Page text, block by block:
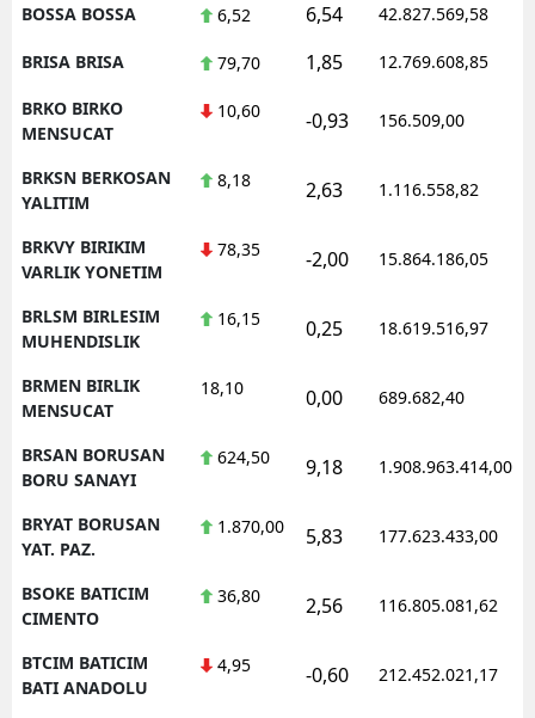
BOSSA BOSSA 6,52 6,54 42.827.569,58
BRISA BRISA 79,70 1,85 12.769.608,85
BRKO BIRKO
MENSUCAT
10,60 -0,93 156.509,00
BRKSN BERKOSAN
YALITIM
8,18 2,63 1.116.558,82
BRKVY BIRIKIM
VARLIK YONETIM
78,35 -2,00 15.864.186,05
BRLSM BIRLESIM
MUHENDISLIK
16,15 0,25 18.619.516,97
BRMEN BIRLIK
MENSUCAT
18,10 0,00 689.682,40
BRSAN BORUSAN
BORU SANAYI
624,50 9,18 1.908.963.414,00
BRYAT BORUSAN
YAT. PAZ.
1.870,00 5,83 177.623.433,00
BSOKE BATICIM
CIMENTO
36,80 2,56 116.805.081,62
BTCIM BATICIM
BATI ANADOLU
4,95 -0,60 212.452.021,17